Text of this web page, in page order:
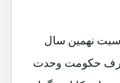
نهمین سال
حکومت وحدت